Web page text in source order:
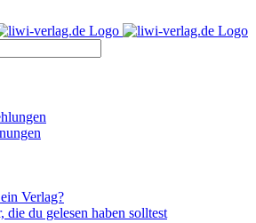
Verlag?
die du gelesen haben solltest